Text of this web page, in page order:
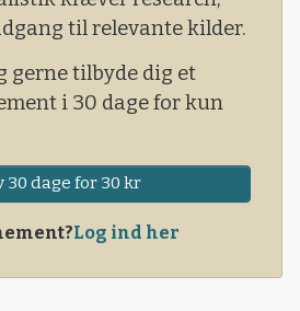
til relevante kilder.
gerne tilbyde dig et
i 30 dage for kun
30 dage for 30 kr
Log ind her